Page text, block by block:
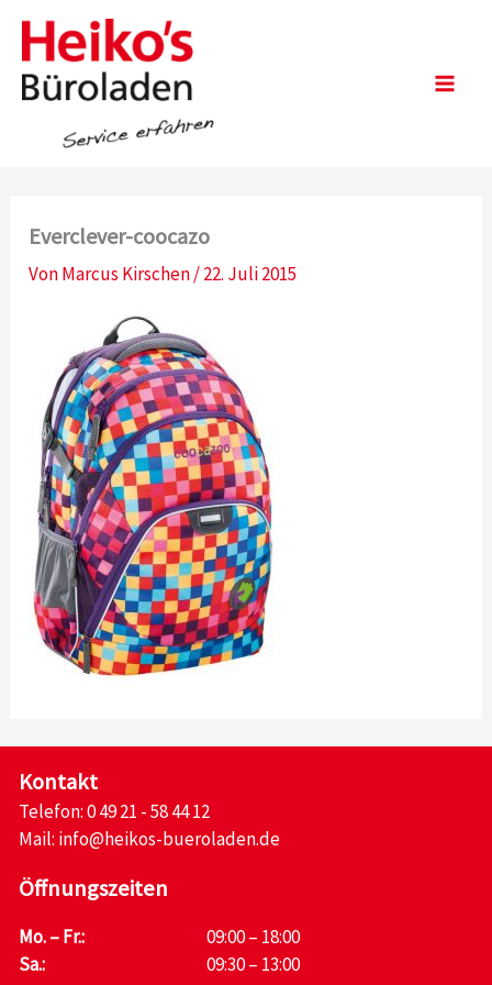
Inhalt
springen
Everclever-coocazo
VonMarcus Kirschen/22. Juli 2015
Kontakt
Telefon:0 49 21 - 58 44 12
Mail: info@heikos-bueroladen.de
Öffnungszeiten
Mo. – Fr.:
09:00 – 18:00
Sa.:
09:30 – 13:00